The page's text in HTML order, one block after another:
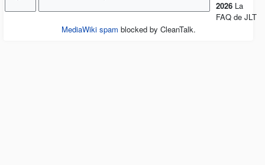
2026 La
FAQ de JLT
MediaWiki spam blocked by CleanTalk.